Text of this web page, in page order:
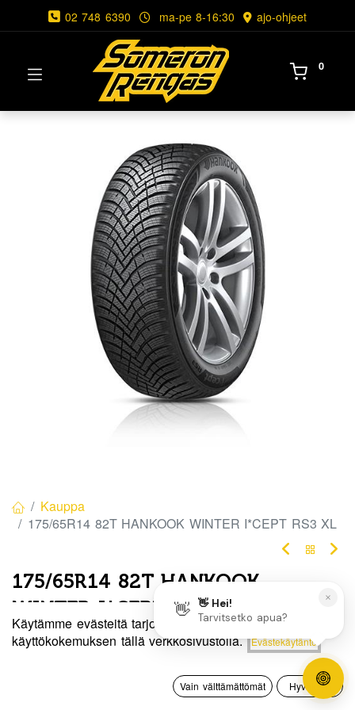
Hinta:
Lisää ostoskoriin
0
Toivelista Tili
02 748 6390 ma-pe 8-16:30 ajo-ohjeet
0
Kauppa
175/65R14 82T HANKOOK WINTER I*CEPT RS3 XL
175/65R14 82T HANKOOK
WINTER I*CEPT RS3 XL
EAN:8808563535333 Tuotekoodi:276644
Käytämme evästeitä tarjotaksemme sinulle paremman
käyttökokemuksen tällä verkkosivustolla.
Evästekäytäntö
Vain välttämättömät Hyväksyn